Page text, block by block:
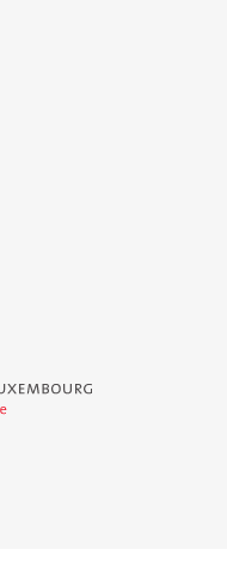
Luxembourg - Service